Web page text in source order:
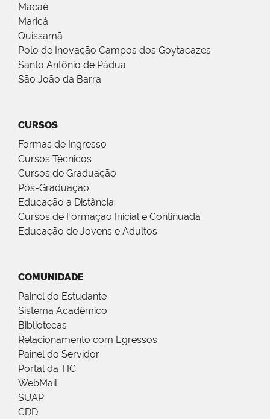
Macaé
Maricá
Quissamã
Polo de Inovação Campos dos Goytacazes
Santo Antônio de Pádua
São João da Barra
CURSOS
Formas de Ingresso
Cursos Técnicos
Cursos de Graduação
Pós-Graduação
Educação a Distância
Cursos de Formação Inicial e Continuada
Educação de Jovens e Adultos
COMUNIDADE
Painel do Estudante
Sistema Acadêmico
Bibliotecas
Relacionamento com Egressos
Painel do Servidor
Portal da TIC
WebMail
SUAP
CDD